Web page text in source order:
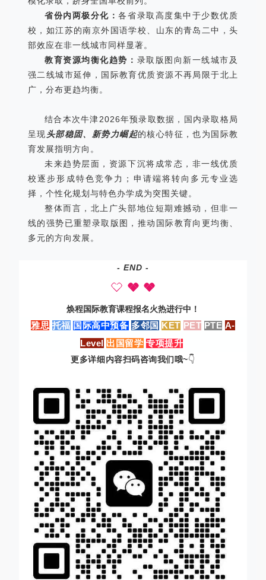
省份内两极分化：各省录取高度集中于少数优质
校，如江苏的南京外国语学校、山东的青岛二中，头
部效应在非一线城市同样显著。
教育资源均衡化趋势： 录取版图向新一线城市及
强二线城市延伸，国际教育优质资源不再局限于北上
广，分布更趋均衡。
结合本次牛津2026年预录取数据，国内录取格局
呈现头部稳固、新势力崛起的核心特征，也为国际教
育发展指明方向。
未来趋势层面，资源下沉将成常态，非一线优质
校逐步形成特色竞争力；申请端将转向多元专业选
择，个性化规划与特色办学成为突围关键。
整体而言，北上广头部地位短期难撼动，但非一
线的强势已重塑录取版图，推动国际教育向更均衡、
多元的方向发展。
- END -
焕程国际教育课程报名火热进行中！
雅思 托福 国际高中预备 多邻国 KET PET PTE A-
Level 出国留学 /专项提升
更多详细内容扫码咨询我们哦~👇